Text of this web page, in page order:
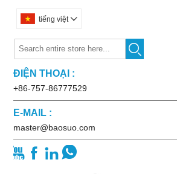
tiếng việt 

ĐIỆN THOẠI :
+86-757-86777529
E-MAIL :
master@baosuo.com
   